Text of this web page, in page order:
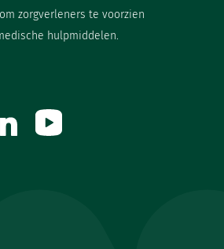
zorgverleners te voorzien
hulpmiddelen.
linkedin